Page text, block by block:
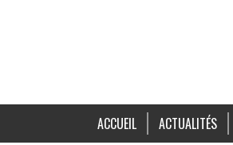
ACCUEIL ACTUALITÉS